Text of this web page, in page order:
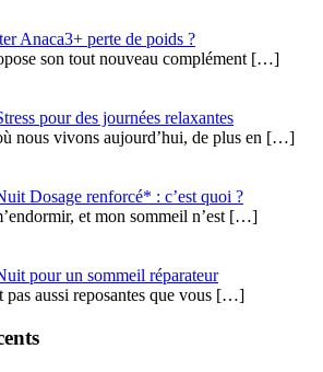
Anaca3+ perte de poids ?
son tout nouveau complément […]
pour des journées relaxantes
nous vivons aujourd’hui, de plus en […]
Dosage renforcé* : c’est quoi ?
et mon sommeil n’est […]
pour un sommeil réparateur
pas aussi reposantes que vous […]